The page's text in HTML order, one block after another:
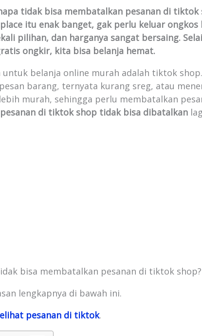
tidak bisa membatalkan pesanan di tiktok
itu enak banget, gak perlu keluar ongkos
pilihan, dan harganya sangat bersaing.
ongkir, kita bisa belanja hemat.
untuk belanja online murah adalah tiktok
barang, ternyata kurang sreg, atau
murah, sehingga perlu membatalkan
pesanan di tiktok shop tidak bisa dibatalkan
bisa membatalkan pesanan di tiktok shop?
lengkapnya di bawah ini.
pesanan di tiktok.